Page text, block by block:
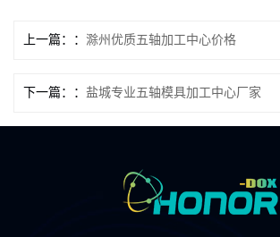
上一篇： 滁州优质五轴加工中心价格
下一篇： 盐城专业五轴模具加工中心厂家